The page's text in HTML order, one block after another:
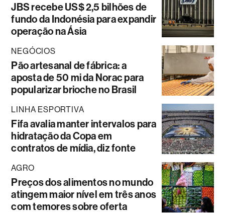
JBS recebe US$ 2,5 bilhões de
fundo da Indonésia para expandir
operação na Ásia
NEGÓCIOS
Pão artesanal de fábrica: a
aposta de 50 mi da Norac para
popularizar brioche no Brasil
LINHA ESPORTIVA
Fifa avalia manter intervalos para
hidratação da Copa em
contratos de mídia, diz fonte
AGRO
Preços dos alimentos no mundo
atingem maior nível em três anos
com temores sobre oferta